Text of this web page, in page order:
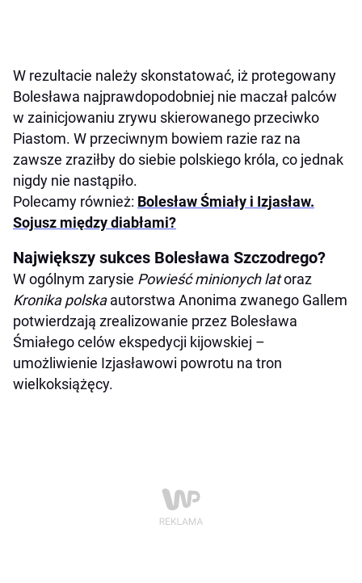
W rezultacie należy skonstatować, iż protegowany
Bolesława najprawdopodobniej nie maczał palców
w zainicjowaniu zrywu skierowanego przeciwko
Piastom. W przeciwnym bowiem razie raz na
zawsze zraziłby do siebie polskiego króla, co jednak
nigdy nie nastąpiło.
Polecamy również: Bolesław Śmiały i Izjasław.
Sojusz między diabłami?
Największy sukces Bolesława Szczodrego?
W ogólnym zarysie Powieść minionych latoraz
Kronika polskaautorstwa Anonima zwanego Gallem
potwierdzają zrealizowanie przez Bolesława
Śmiałego celów ekspedycji kijowskiej –
umożliwienie Izjasławowi powrotu na tron
wielkoksiążęcy.